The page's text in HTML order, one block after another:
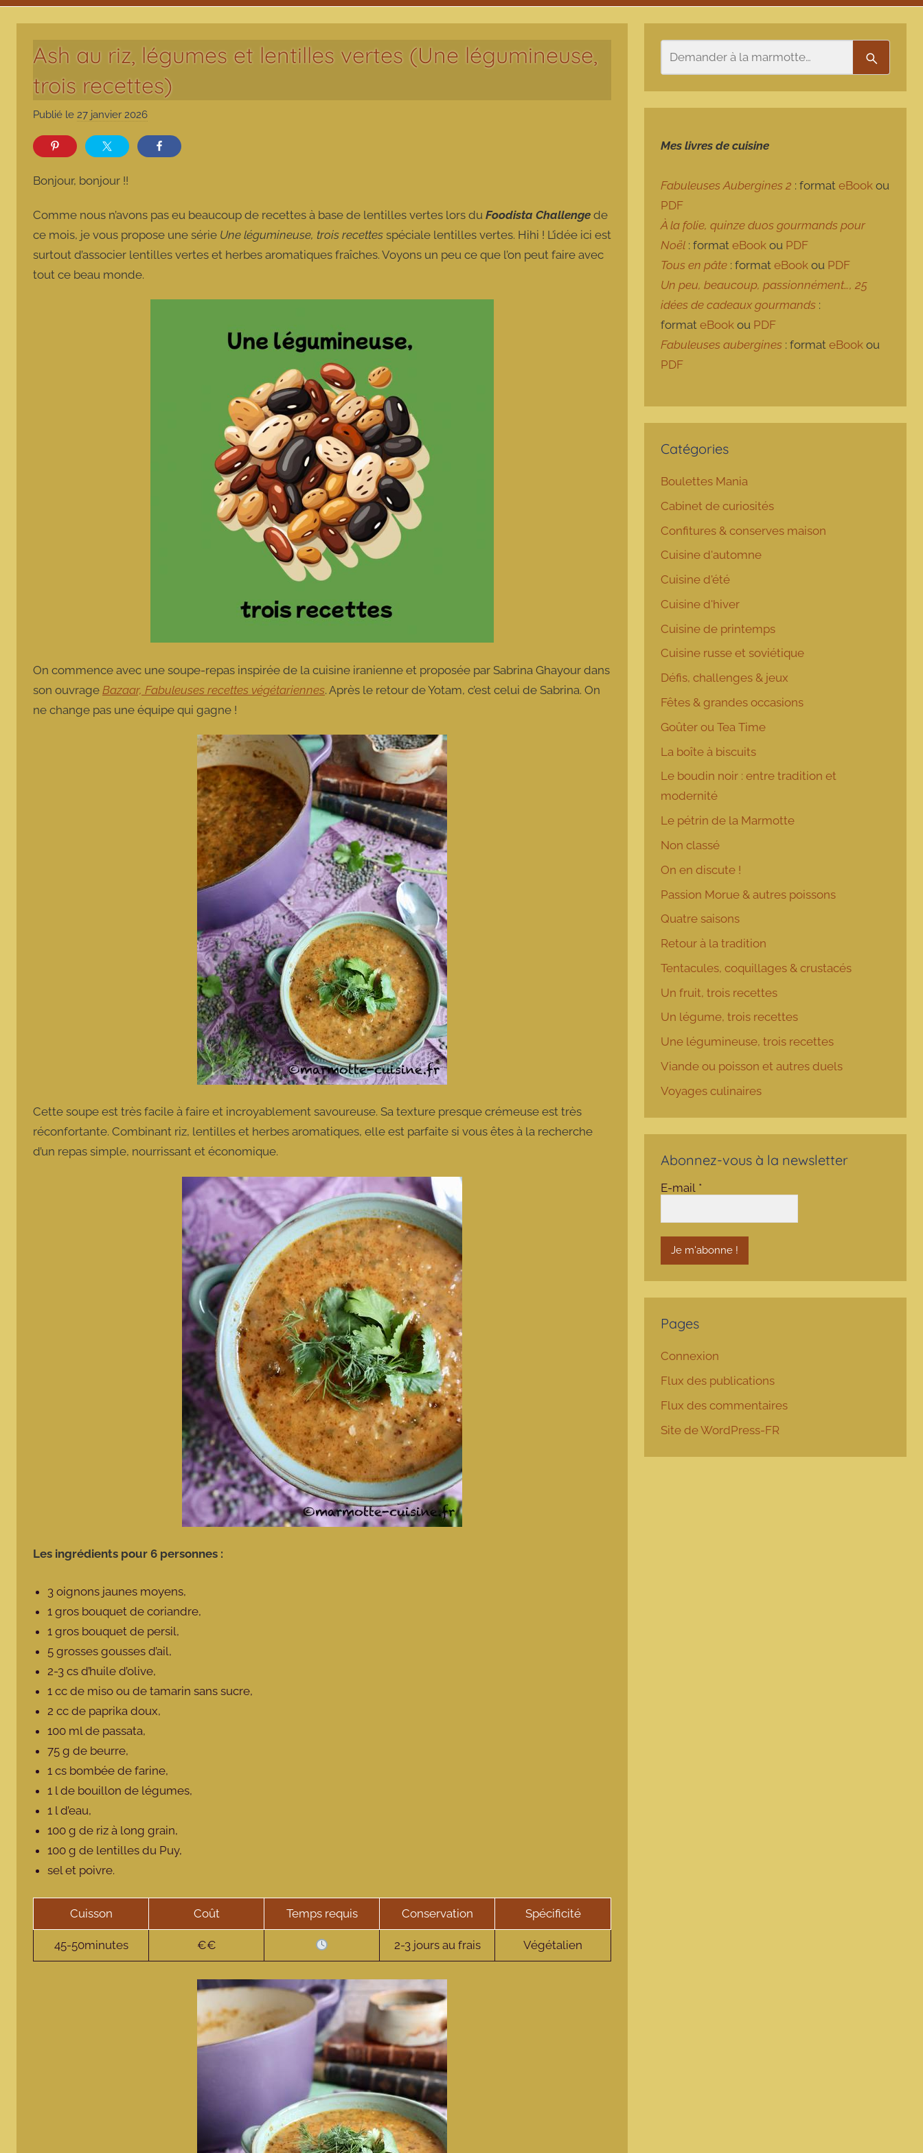
Ash au riz, légumes et lentilles vertes (Une légumineuse,
trois recettes)
Publié le 27 janvier 2026
m
o
t
Bonjour, bonjour !!
Comme nous n’avons pas eu beaucoup de recettes à base de lentilles vertes lors du Foodista Challenge de
ce mois, je vous propose une série Une légumineuse, trois recettes spéciale lentilles vertes. Hihi ! L’idée ici est
surtout d’associer lentilles vertes et herbes aromatiques fraîches. Voyons un peu ce que l’on peut faire avec
tout ce beau monde.
On commence avec une soupe-repas inspirée de la cuisine iranienne et proposée par Sabrina Ghayour dans
son ouvrage Bazaar, Fabuleuses recettes végétariennes. Après le retour de Yotam, c’est celui de Sabrina. On
ne change pas une équipe qui gagne !
Cette soupe est très facile à faire et incroyablement savoureuse. Sa texture presque crémeuse est très
réconfortante. Combinant riz, lentilles et herbes aromatiques, elle est parfaite si vous êtes à la recherche
d’un repas simple, nourrissant et économique.
Les ingrédients pour 6 personnes :
3 oignons jaunes moyens,
1 gros bouquet de coriandre,
1 gros bouquet de persil,
5 grosses gousses d’ail,
2-3 cs d’huile d’olive,
1 cc de miso ou de tamarin sans sucre,
2 cc de paprika doux,
100 ml de passata,
75 g de beurre,
1 cs bombée de farine,
1 l de bouillon de légumes,
1 l d’eau,
100 g de riz à long grain,
100 g de lentilles du Puy,
sel et poivre.
Cuisson Coût Temps requis Conservation Spécificité
45-50minutes €€ 2-3 jours au frais Végétalien
Mes livres de cuisine
Fabuleuses Aubergines 2 : formateBook ou
PDF
À la folie, quinze duos gourmands pour
Noël : formateBook ou PDF
Tous en pâte : formateBook ou PDF
Un peu, beaucoup, passionnément…, 25
idées de cadeaux gourmands :
formateBook ou PDF
Fabuleuses aubergines : formateBook ou
PDF
Catégories
Boulettes Mania
Cabinet de curiosités
Confitures & conserves maison
Cuisine d'automne
Cuisine d'été
Cuisine d'hiver
Cuisine de printemps
Cuisine russe et soviétique
Défis, challenges & jeux
Fêtes & grandes occasions
Goûter ou Tea Time
La boîte à biscuits
Le boudin noir : entre tradition et
modernité
Le pétrin de la Marmotte
Non classé
On en discute !
Passion Morue & autres poissons
Quatre saisons
Retour à la tradition
Tentacules, coquillages & crustacés
Un fruit, trois recettes
Un légume, trois recettes
Une légumineuse, trois recettes
Viande ou poisson et autres duels
Voyages culinaires
Abonnez-vous à la newsletter
E-mail *
Pages
Connexion
Flux des publications
Flux des commentaires
Site de WordPress-FR